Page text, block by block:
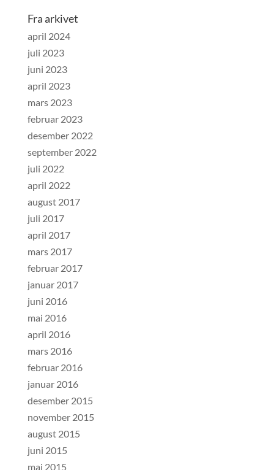
Fra arkivet
april 2024
juli 2023
juni 2023
april 2023
mars 2023
februar 2023
desember 2022
september 2022
juli 2022
april 2022
august 2017
juli 2017
april 2017
mars 2017
februar 2017
januar 2017
juni 2016
mai 2016
april 2016
mars 2016
februar 2016
januar 2016
desember 2015
november 2015
august 2015
juni 2015
mai 2015